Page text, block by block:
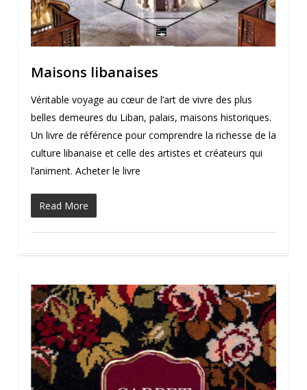
Maisons libanaises
Véritable voyage au cœur de l’art de vivre des plus
belles demeures du Liban, palais, maisons historiques.
Un livre de référence pour comprendre la richesse de la
culture libanaise et celle des artistes et créateurs qui
l’animent. Acheter le livre
Read More
0